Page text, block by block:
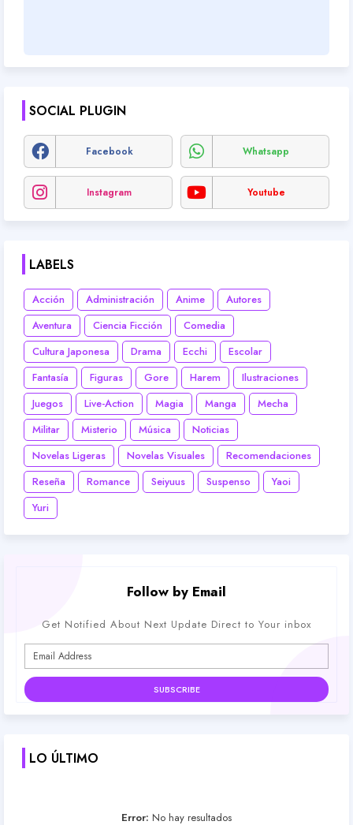
SOCIAL PLUGIN
Facebook Whatsapp
Instagram Youtube
LABELS
Acción Administración Anime
Autores
Aventura
Ciencia Ficción
Comedia
Cultura Japonesa
Drama Ecchi
Escolar
Fantasía
Figuras Gore Harem
Ilustraciones
Juegos
Live-Action Magia Manga
Mecha
Militar
Misterio Música
Noticias
Novelas Ligeras
Novelas Visuales
Recomendaciones
Reseña
Romance Seiyuus Suspenso
Yaoi
Yuri
Follow by Email
Get Notified About Next Update Direct to Your inbox
LO ÚLTIMO
Error: No hay resultados